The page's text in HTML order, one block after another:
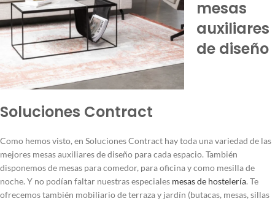
mesas
auxiliares
de diseño
Soluciones Contract
Como hemos visto, en Soluciones Contract hay toda una variedad de las
mejores mesas auxiliares de diseño para cada espacio. También
disponemos de mesas para comedor, para oficina y como mesilla de
noche. Y no podían faltar nuestras especiales mesas de hostelería. Te
ofrecemos también mobiliario de terraza y jardín (butacas, mesas, sillas